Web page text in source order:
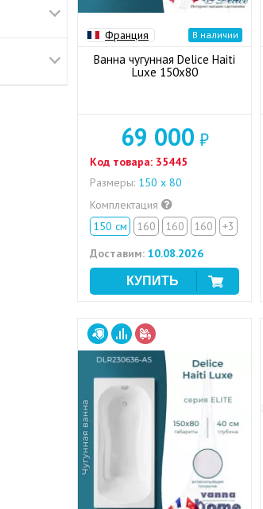
Франция В наличии
Ванна чугунная Delice Haiti
Luxe 150x80
69 000 ₽
Код товара: 35445
Размеры: 150 х 80
Комплектация
150 см
160 160 160
+3
Доставим: 10.08.2026